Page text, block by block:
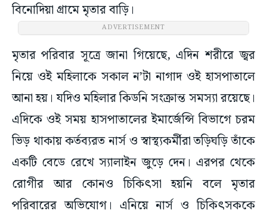
বিনোদিয়া গ্রামে মৃতার বাড়ি।
ADVERTISEMENT
মৃতার পরিবার সূত্রে জানা গিয়েছে, এদিন শরীরে জ্বর
নিয়ে ওই মহিলাকে সকাল ন’টা নাগাদ ওই হাসপাতালে
আনা হয়। যদিও মহিলার কিডনি সংক্রান্ত সমস্যা রয়েছে।
এদিকে ওই সময় হাসপাতালের ইমার্জেন্সি বিভাগে চরম
ভিড় থাকায় কর্তব্যরত নার্স ও স্বাস্থ্যকর্মীরা তড়িঘড়ি তাঁকে
একটি বেডে রেখে স্যালাইন জুড়ে দেন। এরপর থেকে
রোগীর আর কোনও চিকিৎসা হয়নি বলে মৃতার
পরিবারের অভিযোগ। এনিয়ে নার্স ও চিকিৎসককে